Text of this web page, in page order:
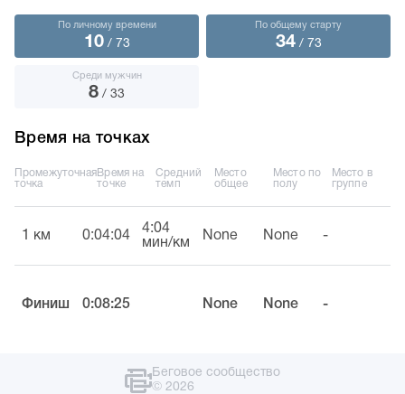
По личному времени
10/ 73
По общему старту
34/ 73
Среди мужчин
8 / 33
Время на точках
Промежуточная
точка
Время на
точке
Средний
темп
Место
общее
Место по
полу
Место в
группе
1 км 0:04:04
4:04
мин/км
None None -
Финиш 0:08:25 None None -
Беговое сообщество
© 2026